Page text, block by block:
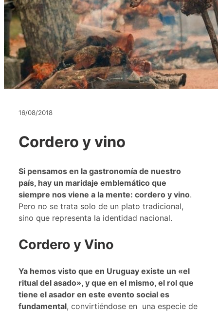
16/08/2018
Cordero y vino
Si pensamos en la gastronomía de nuestro
país, hay un maridaje emblemático que
siempre nos viene a la mente: cordero y vino.
Pero no se trata solo de un plato tradicional,
sino que representa la identidad nacional.
Cordero y Vino
Ya hemos visto que en Uruguay existe un «el
ritual del asado», y que en el mismo, el rol que
tiene el asador en este evento social es
fundamental, convirtiéndose en una especie de